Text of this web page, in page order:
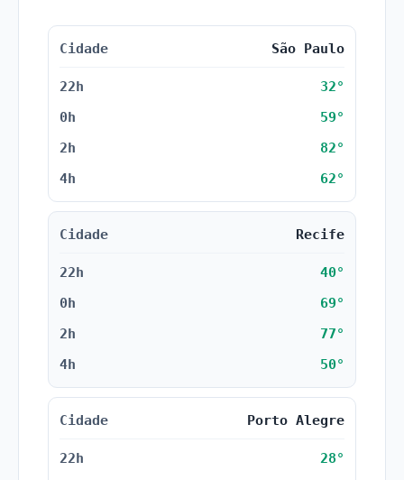
Cidade 0h (local) 2h (local)
São Paulo
32°
59°
82°
62°
Recife
40°
69°
77°
50°
Porto Alegre
28°